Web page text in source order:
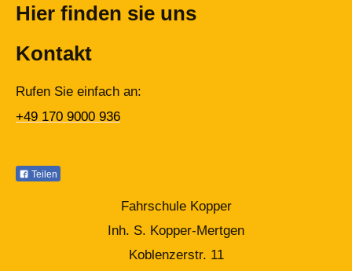
Hier finden sie uns
Kontakt
Rufen Sie einfach an:
+49 170 9000 936
Teilen
Fahrschule Kopper
Inh. S. Kopper-Mertgen
Koblenzerstr. 11